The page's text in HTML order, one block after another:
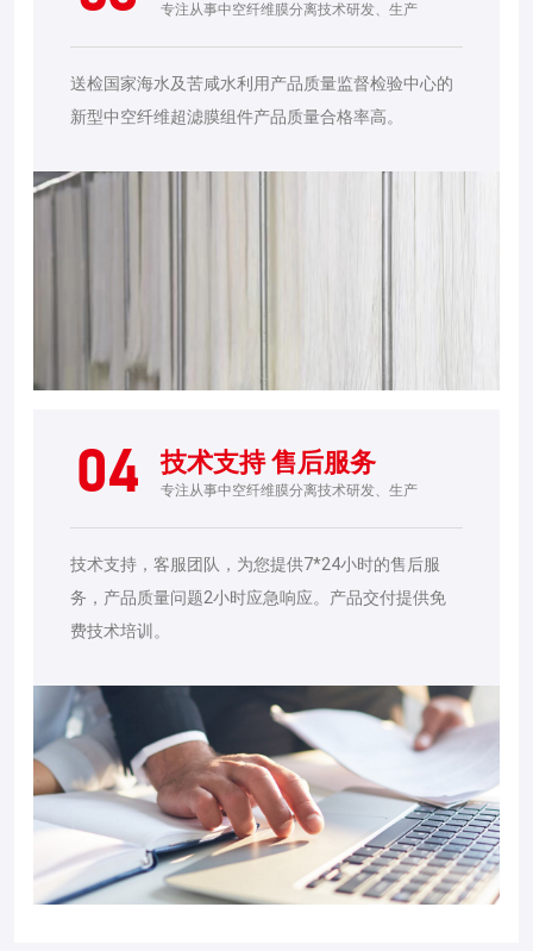
专注从事中空纤维膜分离技术研发、生产
送检国家海水及苦咸水利用产品质量监督检验中心的
新型中空纤维超滤膜组件产品质量合格率高。
04 技术支持 售后服务
专注从事中空纤维膜分离技术研发、生产
技术支持，客服团队，为您提供7*24小时的售后服
务，产品质量问题2小时应急响应。产品交付提供免
费技术培训。